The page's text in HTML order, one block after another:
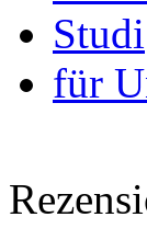
Studi
für